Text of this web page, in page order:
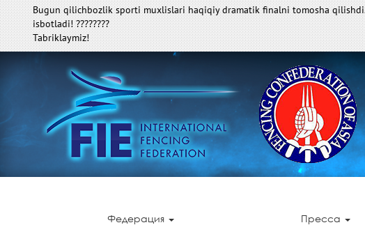
Bugun qilichbozlik sporti muxlislari haqiqiy dramatik finalni tomosha
isbotladi! ????????
Tabriklaymiz!
Федерация Пресса